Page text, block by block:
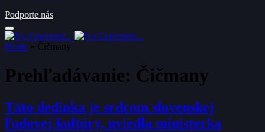
Podporte nás
Home » Čičmany
Prehľadávanie: Čičmany
Táto dedinka je srdcom slovenskej
ľudovej kultúry, uviedla ministerka